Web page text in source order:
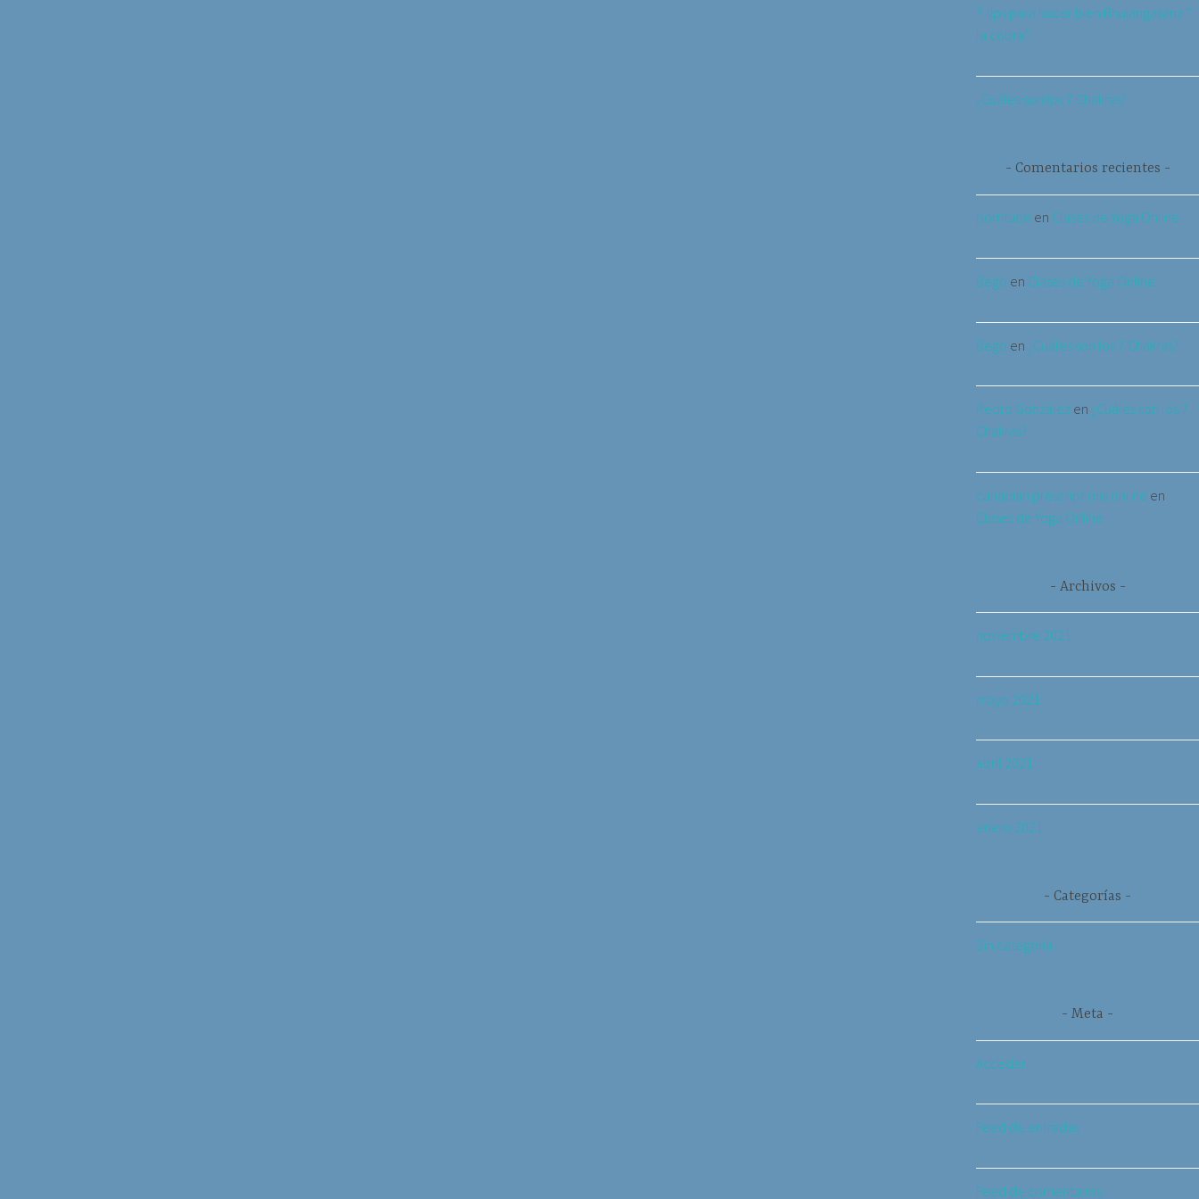
7 tips para hacer bien Bhujangasana ”
la cobra”
¿Cuáles son los 7 Chakras?
Comentarios recientes
porntude en Clases de Yoga Online
Bego en Clases de Yoga Online
Bego en ¿Cuáles son los 7 Chakras?
Pedro González en ¿Cuáles son los 7
Chakras?
canadian prescriptions online en
Clases de Yoga Online
Archivos
noviembre 2021
mayo 2021
abril 2021
enero 2021
Categorías
Sin categoría
Meta
Acceder
Feed de entradas
Feed de comentarios